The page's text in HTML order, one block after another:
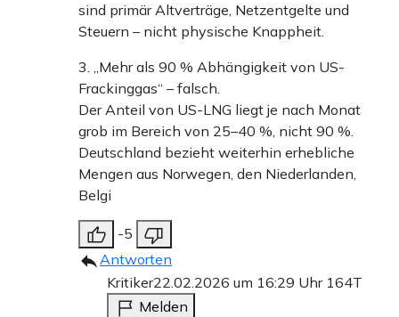
sind primär Altverträge, Netzentgelte und
Steuern – nicht physische Knappheit.
3. „Mehr als 90 % Abhängigkeit von US-
Frackinggas“ – falsch.
Der Anteil von US-LNG liegt je nach Monat
grob im Bereich von 25–40 %, nicht 90 %.
Deutschland bezieht weiterhin erhebliche
Mengen aus Norwegen, den Niederlanden,
Belgi
-5
Antworten
Kritiker22.02.2026 um 16:29 Uhr 164T
Melden